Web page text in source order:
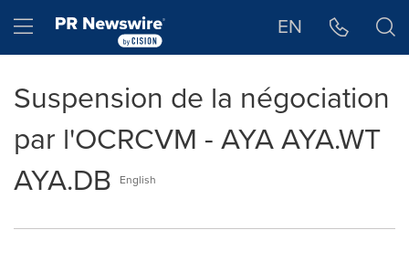
Hamburger menu EN
Suspension de la négociation
par l'OCRCVM - AYA AYA.WT
AYA.DB
English